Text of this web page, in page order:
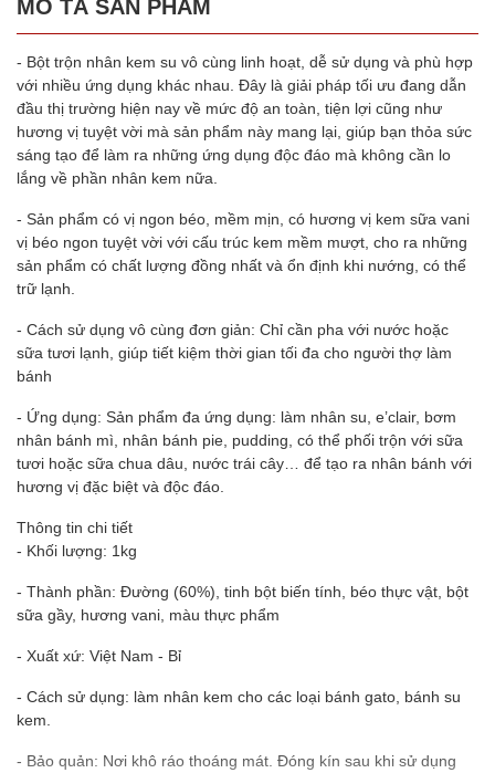
MÔ TẢ SẢN PHẨM
- Bột trộn nhân kem su vô cùng linh hoạt, dễ sử dụng và phù hợp
với nhiều ứng dụng khác nhau. Đây là giải pháp tối ưu đang dẫn
đầu thị trường hiện nay về mức độ an toàn, tiện lợi cũng như
hương vị tuyệt vời mà sản phẩm này mang lại, giúp bạn thỏa sức
sáng tạo để làm ra những ứng dụng độc đáo mà không cần lo
lắng về phần nhân kem nữa.
- Sản phẩm có vị ngon béo, mềm mịn, có hương vị kem sữa vani
vị béo ngon tuyệt vời với cấu trúc kem mềm mượt, cho ra những
sản phẩm có chất lượng đồng nhất và ổn định khi nướng, có thể
trữ lạnh.
- Cách sử dụng vô cùng đơn giản: Chỉ cần pha với nước hoặc
sữa tươi lạnh, giúp tiết kiệm thời gian tối đa cho người thợ làm
bánh
- Ứng dụng: Sản phẩm đa ứng dụng: làm nhân su, e’clair, bơm
nhân bánh mì, nhân bánh pie, pudding, có thể phối trộn với sữa
tươi hoặc sữa chua dâu, nước trái cây… để tạo ra nhân bánh với
hương vị đặc biệt và độc đáo.
Thông tin chi tiết
- Khối lượng: 1kg
- Thành phần: Đường (60%), tinh bột biến tính, béo thực vật, bột
sữa gầy, hương vani, màu thực phẩm
- Xuất xứ: Việt Nam - Bỉ
- Cách sử dụng: làm nhân kem cho các loại bánh gato, bánh su
kem.
- Bảo quản: Nơi khô ráo thoáng mát. Đóng kín sau khi sử dụng